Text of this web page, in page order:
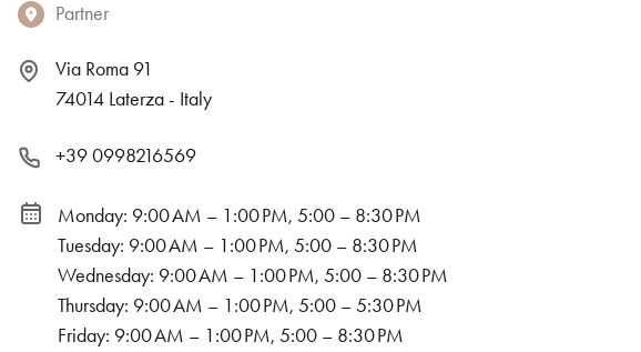
Partner
Via Roma 91
74014 Laterza - Italy
+39 0998216569
Monday: 9:00 AM – 1:00 PM, 5:00 – 8:30 PM
Tuesday: 9:00 AM – 1:00 PM, 5:00 – 8:30 PM
Wednesday: 9:00 AM – 1:00 PM, 5:00 – 8:30 PM
Thursday: 9:00 AM – 1:00 PM, 5:00 – 5:30 PM
Friday: 9:00 AM – 1:00 PM, 5:00 – 8:30 PM